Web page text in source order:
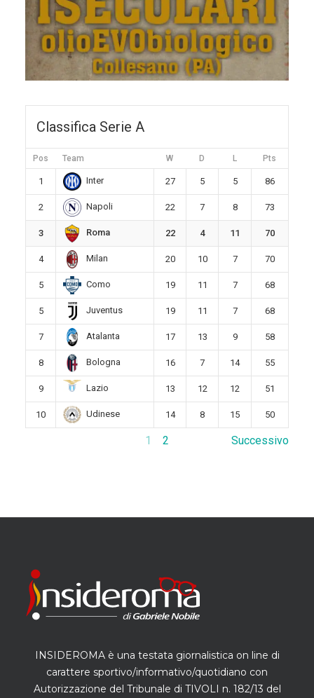
Classifica Serie A
Pos Team W D L Pts
1 Inter 27 5 5 86
2 Napoli 22 7 8 73
3 Roma 22 4 11 70
4 Milan 20 10 7 70
5 Como 19 11 7 68
5 Juventus 19 11 7 68
7 Atalanta 17 13 9 58
8 Bologna 16 7 14 55
9 Lazio 13 12 12 51
10 Udinese 14 8 15 50
1 2 Successivo
INSIDEROMA è una testata giornalistica on line di
carattere sportivo/informativo/quotidiano con
Autorizzazione del Tribunale di TIVOLI n. 182/13 del